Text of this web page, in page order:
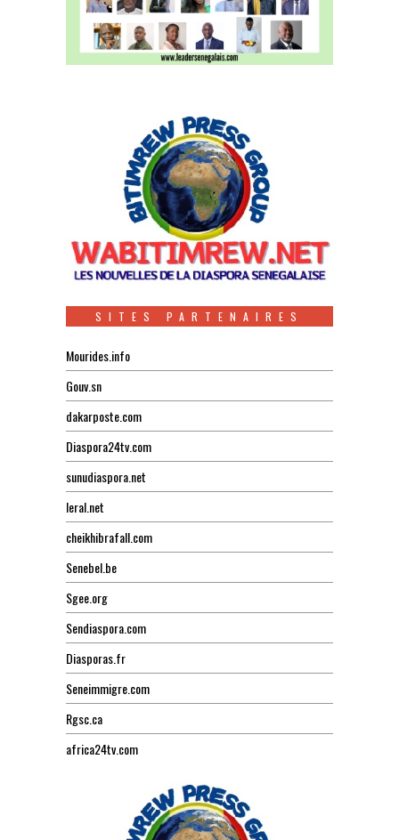
SITES PARTENAIRES
Mourides.info
Gouv.sn
dakarposte.com
Diaspora24tv.com
sunudiaspora.net
leral.net
cheikhibrafall.com
Senebel.be
Sgee.org
Sendiaspora.com
Diasporas.fr
Seneimmigre.com
Rgsc.ca
africa24tv.com